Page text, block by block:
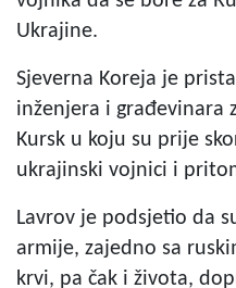
Ukrajine.
Sjeverna Koreja je
inženjera i građevinara
Kursk u koju su prije
ukrajinski vojnici i
Lavrov je podsjetio da
armije, zajedno sa
krvi, pa čak i života,